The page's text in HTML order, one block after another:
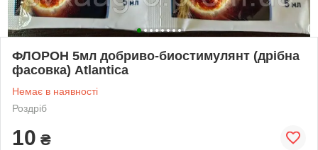
ФЛОРОН 5мл добриво-биостимулянт (дрібна
фасовка) Atlantica
Немає в наявності
Роздріб
10 ₴